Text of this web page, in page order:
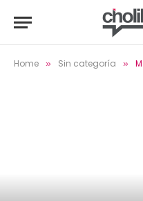
Home » Sin categoría »